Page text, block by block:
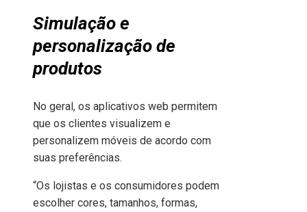
Simulação e
personalização de
produtos
No geral, os aplicativos web permitem
que os clientes visualizem e
personalizem móveis de acordo com
suas preferências.
“Os lojistas e os consumidores podem
escolher cores, tamanhos, formas,